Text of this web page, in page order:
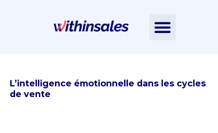
L’intelligence émotionnelle dans les cycles
de vente